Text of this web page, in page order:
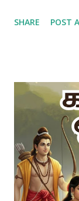
கடவுளைத்
முழுமுதற் கடவுள்
பார்ப்பது
அல்லது யக்ஞம்
கடவுளின்
வேள்வியினைத்
SHARE POST